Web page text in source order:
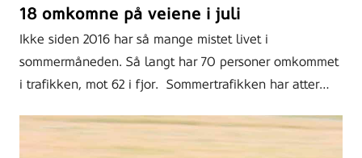
18 omkomne på veiene i juli
Ikke siden 2016 har så mange mistet livet i
sommermåneden. Så langt har 70 personer omkommet
i trafikken, mot 62 i fjor. Sommertrafikken har atter…